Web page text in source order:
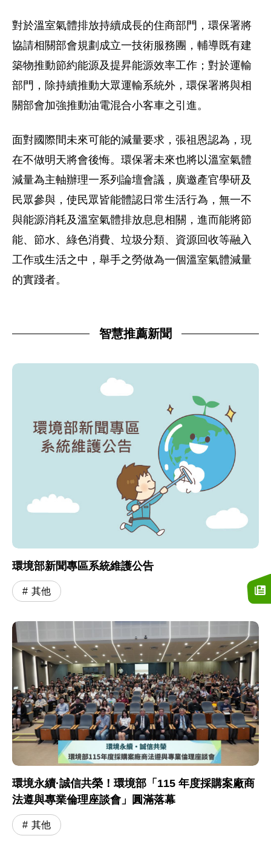
對於溫室氣體排放持續成長的住商部門，環保署將
協請相關部會規劃成立一技術服務團，輔導既有建
築物推動節約能源及提昇能源效率工作；對於運輸
部門，除持續推動大眾運輸系統外，環保署將與相
關部會加強推動油電混合小客車之引進。
面對國際間未來可能的減量要求，張祖恩認為，現
在不做明天將會後悔。環保署未來也將以溫室氣體
減量為主軸辦理一系列論壇會議，廣邀產官學研及
民眾參與，使民眾皆能體認日常生活行為，無一不
與能源消耗及溫室氣體排放息息相關，進而能將節
能、節水、綠色消費、垃圾分類、資源回收等融入
工作或生活之中，舉手之勞做為一個溫室氣體減量
的實踐者。
智慧推薦新聞
環境部新聞專區系統維護公告
其他
環境永續·誠信共榮！環境部「115 年度採購案廠商
法遵與專業倫理座談會」圓滿落幕
其他